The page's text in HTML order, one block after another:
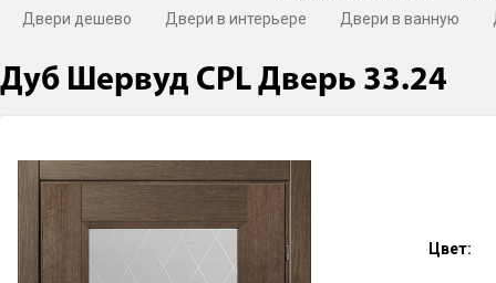
Двери дешево
Двери в интерьере Двери в ванную
Дуб Шервуд CPL Дверь 33.24
Цвет: